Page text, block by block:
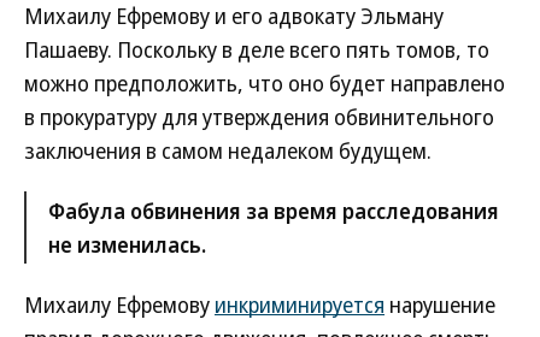
Михаилу Ефремову и его адвокату Эльману
Пашаеву. Поскольку в деле всего пять томов, то
можно предположить, что оно будет направлено
в прокуратуру для утверждения обвинительного
заключения в самом недалеком будущем.
Фабула обвинения за время расследования
не изменилась.
Михаилу Ефремову инкриминируется нарушение